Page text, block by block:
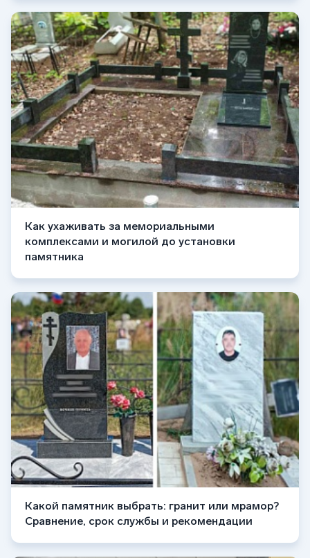
Как ухаживать за мемориальными
комплексами и могилой до установки
памятника
Какой памятник выбрать: гранит или мрамор?
Сравнение, срок службы и рекомендации